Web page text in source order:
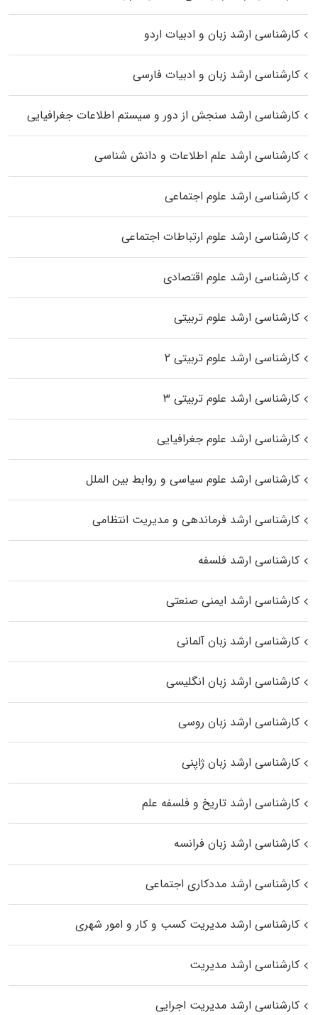
کارشناسی ارشد زبان و ادبیات اردو
کارشناسی ارشد زبان و ادبیات فارسی
کارشناسی ارشد سنجش از دور و سیستم اطلاعات جغرافیایی
کارشناسی ارشد علم اطلاعات و دانش شناسی
کارشناسی ارشد علوم اجتماعی
کارشناسی ارشد علوم ارتباطات اجتماعی
کارشناسی ارشد علوم اقتصادی
کارشناسی ارشد علوم تربیتی
کارشناسی ارشد علوم تربیتی ۲
کارشناسی ارشد علوم تربیتی ۳
کارشناسی ارشد علوم جغرافیایی
کارشناسی ارشد علوم سیاسی و روابط بین الملل
کارشناسی ارشد فرماندهی و مدیریت انتظامی
کارشناسی ارشد فلسفه
کارشناسی ارشد ایمنی صنعتی
کارشناسی ارشد زبان آلمانی
کارشناسی ارشد زبان انگلیسی
کارشناسی ارشد زبان روسی
کارشناسی ارشد زبان ژاپنی
کارشناسی ارشد تاریخ و فلسفه علم
کارشناسی ارشد زبان فرانسه
کارشناسی ارشد مددکاری اجتماعی
کارشناسی ارشد مدیریت کسب و کار و امور شهری
کارشناسی ارشد مدیریت
کارشناسی ارشد مدیریت اجرایی